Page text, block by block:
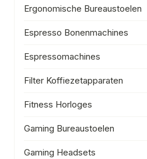
Ergonomische Bureaustoelen
Espresso Bonenmachines
Espressomachines
Filter Koffiezetapparaten
Fitness Horloges
Gaming Bureaustoelen
Gaming Headsets